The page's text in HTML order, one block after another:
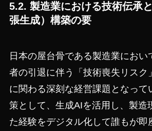
5.2. 製造業における技術伝承
張生成）構築の要
日本の屋台骨である製造業におい
者の引退に伴う「技術喪失リスク
に関わる深刻な経営課題となって
策として、生成AIを活用し、製造
た経験をデジタル化して誰もが即